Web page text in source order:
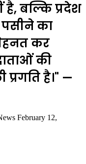
बल्कि प्रदेश
का
कर
की
प्रगति है।" —
Send
February 12,